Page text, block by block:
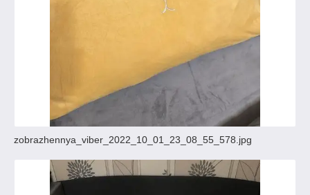
zobrazhennya_viber_2022_10_01_23_08_55_578.jpg